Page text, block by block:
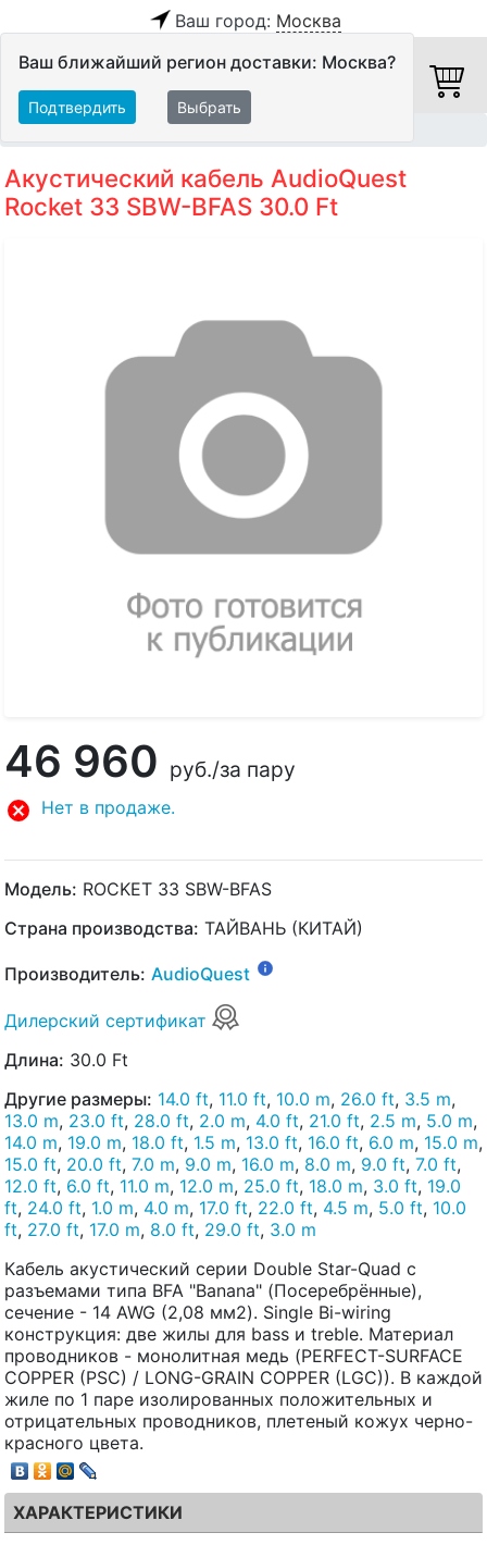
Ваш город: Москва
Ваш ближайший регион доставки: Москва?
Подтвердить Выбрать
Акустический кабель AudioQuest
Rocket 33 SBW-BFAS 30.0 Ft
46 960 руб./за пару
Нет в продаже.
Модель: ROCKET 33 SBW-BFAS
Страна производства: ТАЙВАНЬ (КИТАЙ)
Производитель: AudioQuest
Дилерский сертификат
Длина: 30.0 Ft
Другие размеры: 14.0 ft, 11.0 ft, 10.0 m, 26.0 ft, 3.5 m,
13.0 m, 23.0 ft, 28.0 ft, 2.0 m, 4.0 ft, 21.0 ft, 2.5 m, 5.0 m,
14.0 m, 19.0 m, 18.0 ft, 1.5 m, 13.0 ft, 16.0 ft, 6.0 m, 15.0 m,
15.0 ft, 20.0 ft, 7.0 m, 9.0 m, 16.0 m, 8.0 m, 9.0 ft, 7.0 ft,
12.0 ft, 6.0 ft, 11.0 m, 12.0 m, 25.0 ft, 18.0 m, 3.0 ft, 19.0
ft, 24.0 ft, 1.0 m, 4.0 m, 17.0 ft, 22.0 ft, 4.5 m, 5.0 ft, 10.0
ft, 27.0 ft, 17.0 m, 8.0 ft, 29.0 ft, 3.0 m
Кабель акустический серии Double Star-Quad с
разъемами типа BFA "Banana" (Посеребрённые),
сечение - 14 AWG (2,08 мм2). Single Bi-wiring
конструкция: две жилы для bass и treble. Материал
проводников - монолитная медь (PERFECT-SURFACE
COPPER (PSC) / LONG-GRAIN COPPER (LGC)). В каждой
жиле по 1 паре изолированных положительных и
отрицательных проводников, плетеный кожух черно-
красного цвета.
ХАРАКТЕРИСТИКИ